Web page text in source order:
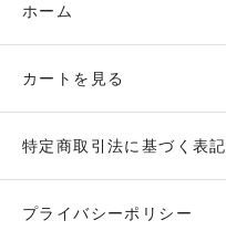
ホーム
カートを見る
特定商取引法に基づく表記
プライバシーポリシー